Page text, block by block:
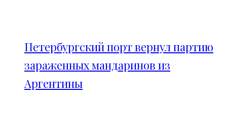
Петербургский порт вернул партию
зараженных мандаринов из
Аргентины